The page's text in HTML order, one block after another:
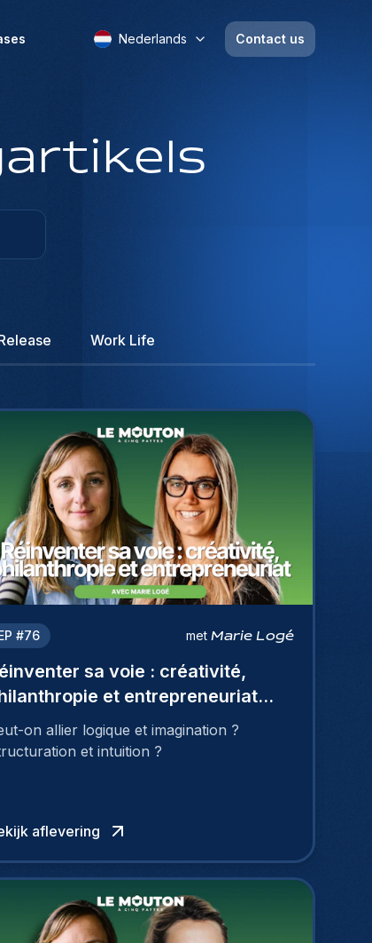
Nederlands Contact us
Work Life
#76 met Marie Logé
sa voie : créativité,
et entrepreneuriat
Marie Logé
on allier logique et imagination ?
et intuition ?
aflevering